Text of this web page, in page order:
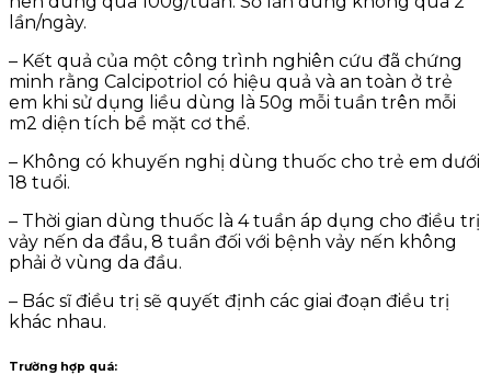
lần/ngày.
– Kết quả của một công trình nghiên cứu đã chứng
minh rằng Calcipotriol có hiệu quả và an toàn ở trẻ
em khi sử dụng liều dùng là 50g mỗi tuần trên mỗi
m2 diện tích bề mặt cơ thể.
– Không có khuyến nghị dùng thuốc cho trẻ em dưới
18 tuổi.
– Thời gian dùng thuốc là 4 tuần áp dụng cho điều trị
vảy nến da đầu, 8 tuần đối với bệnh vảy nến không
phải ở vùng da đầu.
– Bác sĩ điều trị sẽ quyết định các giai đoạn điều trị
khác nhau.
Trường hợp quá: